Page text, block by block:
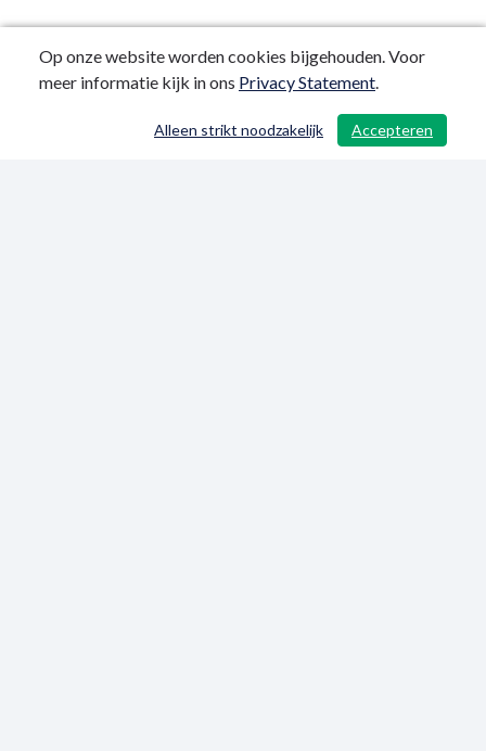
/ 185
Op onze website worden cookies bijgehouden. Voor
meer informatie kijk in ons Privacy Statement.
Accepteren
Alleen strikt noodzakelijk